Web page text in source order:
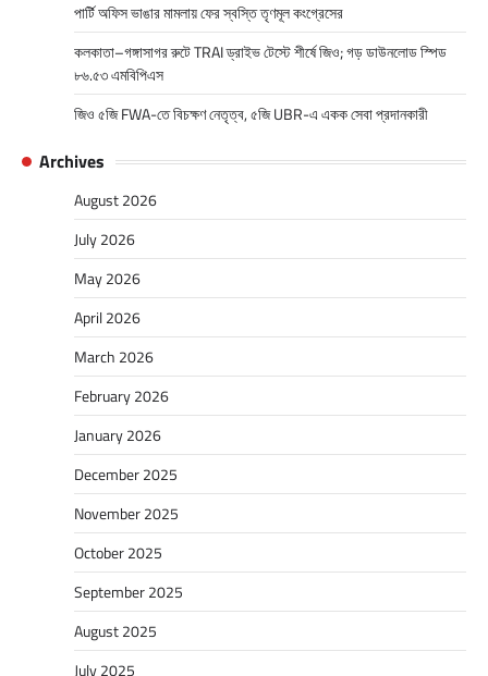
পার্টি অফিস ভাঙার মামলায় ফের স্বস্তি তৃণমূল কংগ্রেসের
কলকাতা–গঙ্গাসাগর রুটে TRAI ড্রাইভ টেস্টে শীর্ষে জিও; গড় ডাউনলোড স্পিড
৮৬.৫৩ এমবিপিএস
জিও ৫জি FWA-তে বিচক্ষণ নেতৃত্ব, ৫জি UBR-এ একক সেবা প্রদানকারী
Archives
August 2026
July 2026
May 2026
April 2026
March 2026
February 2026
January 2026
December 2025
November 2025
October 2025
September 2025
August 2025
July 2025